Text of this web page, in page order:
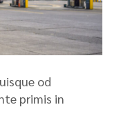
od
primis in